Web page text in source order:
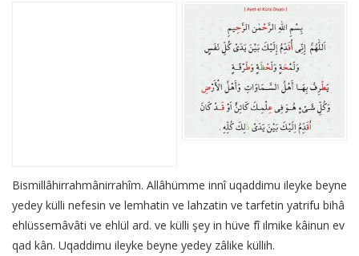
Bismillâhirrahmânirrahîm. Allâhümme innî uqaddimu ileyke beyne
yedey külli nefesin ve lemhatin ve lahzatin ve tarfetin yatrifu bihâ
ehlüssemâvâti ve ehlül ard. ve külli şey in hüve fî ılmike kâinun ev
qad kân. Uqaddimu ileyke beyne yedey zâlike küllih.